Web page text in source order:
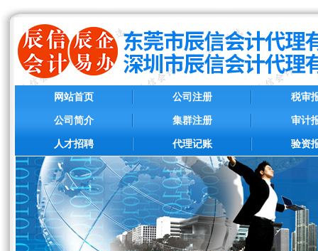
网站首页
公司简介
人才招聘
公司注册
集群注册
代理记账
税审
审计
验资